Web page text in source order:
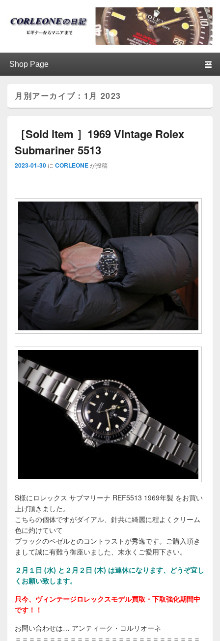
ブログ / アンティークロレックス
│CORLEONE
月別アーカイブ： 1月 2023
［Sold item ］1969 Vintage Rolex
Submariner 5513
2023-01-30 に CORLEONEが投稿
S様にロレックス サブマリーナ REF5513 1969年製 をお買い
上げ頂きました。
こちらの個体ですがダイアル、針共に綺麗に程よくクリーム
色に灼けていて
ブラックのベゼルとのコントラストが秀逸です。ご購入頂き
まして誠に有難う御座いました、末永くご愛用下さい。
２ 月１日 (水) と２月２日 (木) は連休になります、どうぞ宜し
くお願い致します。
只今、ヴィンテージロレックスモデル買取・下取強化期間中
です！！
お問い合わせは… アンティーク・コルリオーネ
＝＝＝＝＝＝＝＝＝＝＝＝＝＝＝＝＝＝＝＝＝＝＝＝＝＝＝